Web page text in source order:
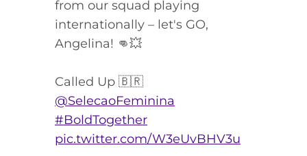
from our squad playing
internationally – let's GO,
Angelina! 👊💥
Called Up 🇧🇷
@SelecaoFeminina
#BoldTogether
pic.twitter.com/W3eUvBHV3u